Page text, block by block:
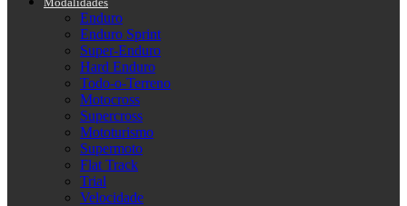
Enduro
Enduro Sprint
Super-Enduro
Hard Enduro
Todo-o-Terreno
Motocross
Supercross
Mototurismo
Supermoto
Flat Track
Trial
Velocidade